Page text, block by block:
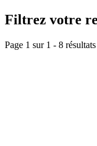
Filtrez votre
Page 1 sur 1 - 8 résultats